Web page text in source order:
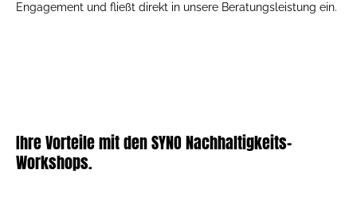
Engagement und fließt direkt in unsere Beratungsleistung ein.
Ihre Vorteile mit den SYNO Nachhaltigkeits-
Workshops.